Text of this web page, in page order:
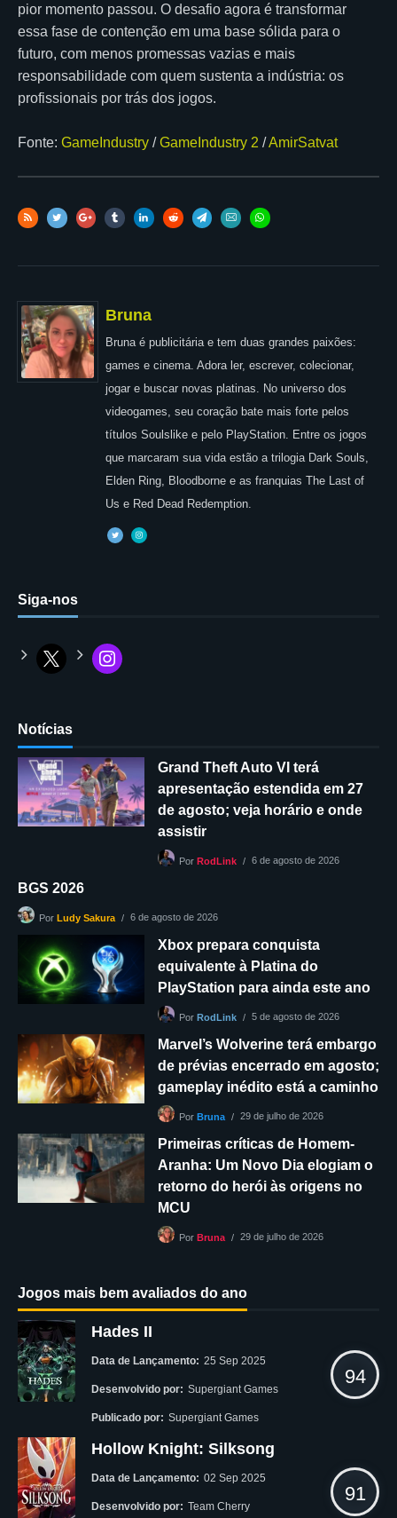
pior momento passou. O desafio agora é transformar
essa fase de contenção em uma base sólida para o
futuro, com menos promessas vazias e mais
responsabilidade com quem sustenta a indústria: os
profissionais por trás dos jogos.
Fonte: GameIndustry /GameIndustry 2 /AmirSatvat
Bruna
Bruna é publicitária e tem duas grandes paixões:
games e cinema. Adora ler, escrever, colecionar,
jogar e buscar novas platinas. No universo dos
videogames, seu coração bate mais forte pelos
títulos Soulslike e pelo PlayStation. Entre os jogos
que marcaram sua vida estão a trilogia Dark Souls,
Elden Ring, Bloodborne e as franquias The Last of
Us e Red Dead Redemption.
Siga-nos
Notícias
Grand Theft Auto VI terá
apresentação estendida em 27
de agosto; veja horário e onde
assistir
PorRodLink 6 de agosto de 2026
BGS 2026
PorLudy Sakura 6 de agosto de 2026
Xbox prepara conquista
equivalente à Platina do
PlayStation para ainda este ano
PorRodLink 5 de agosto de 2026
Marvel’s Wolverine terá embargo
de prévias encerrado em agosto;
gameplay inédito está a caminho
PorBruna 29 de julho de 2026
Primeiras críticas de Homem-
Aranha: Um Novo Dia elogiam o
retorno do herói às origens no
MCU
PorBruna 29 de julho de 2026
Jogos mais bem avaliados do ano
Hades II
Data de Lançamento: 25 Sep 2025
Desenvolvido por: Supergiant Games
Publicado por: Supergiant Games
94
Hollow Knight: Silksong
Data de Lançamento: 02 Sep 2025
Desenvolvido por: Team Cherry
91